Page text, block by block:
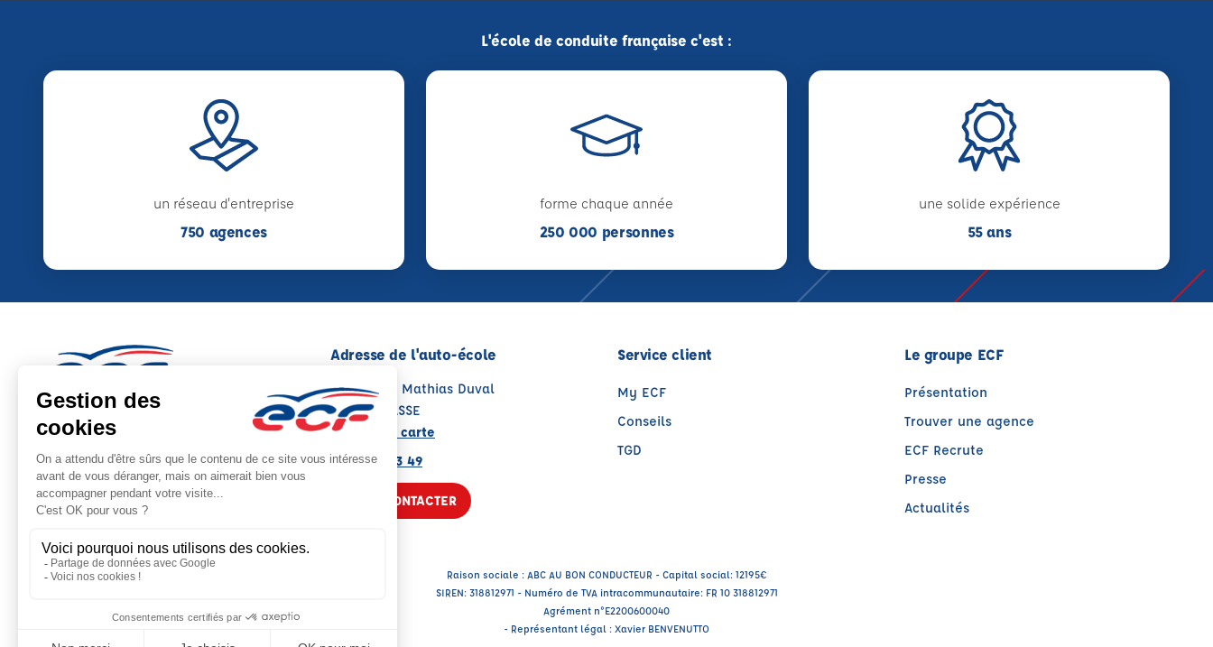
L'école de conduite française c'est :
un réseau d'entreprise
750 agences
forme chaque année
250 000 personnes
une solide expérience
55 ans
Note : 4.6/5
Moyenne calculée sur 42 avis
Adresse de l'auto-école
41, Avenue Mathias Duval
06130 GRASSE
Voir sur la carte
04 93 36 13 49
NOUS CONTACTER
Service client
My ECF
Conseils
TGD
Le groupe ECF
Présentation
Trouver une agence
ECF Recrute
Presse
Actualités
Raison sociale : ABC AU BON CONDUCTEUR - Capital social: 12195€
SIREN: 318812971 - Numéro de TVA intracommunautaire: FR 10 318812971
Agrément n°E2200600040
- Représentant légal : Xavier BENVENUTTO